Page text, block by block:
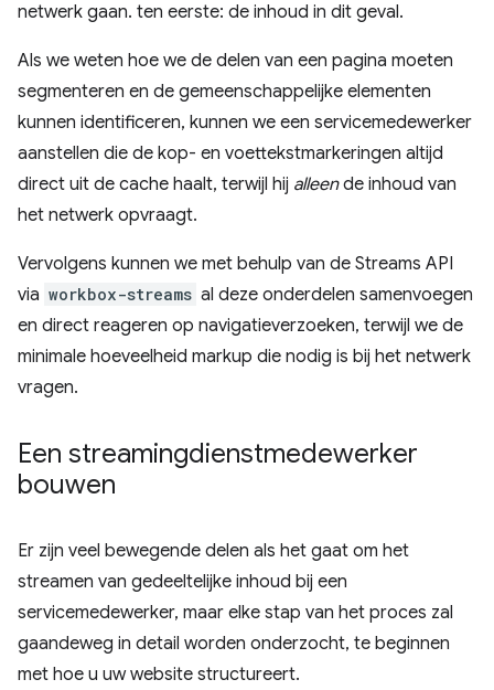
netwerk gaan. ten eerste: de inhoud in dit geval.
Als we weten hoe we de delen van een pagina moeten
segmenteren en de gemeenschappelijke elementen
kunnen identificeren, kunnen we een servicemedewerker
aanstellen die de kop- en voettekstmarkeringen altijd
direct uit de cache haalt, terwijl hij alleende inhoud van
het netwerk opvraagt.
Vervolgens kunnen we met behulp van de Streams API
via workbox-streams al deze onderdelen samenvoegen
en direct reageren op navigatieverzoeken, terwijl we de
minimale hoeveelheid markup die nodig is bij het netwerk
vragen.
Een streamingdienstmedewerker
bouwen
Er zijn veel bewegende delen als het gaat om het
streamen van gedeeltelijke inhoud bij een
servicemedewerker, maar elke stap van het proces zal
gaandeweg in detail worden onderzocht, te beginnen
met hoe u uw website structureert.